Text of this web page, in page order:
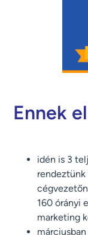
Ennek
idén is 3
rendeztünk
160 órányi
marketing